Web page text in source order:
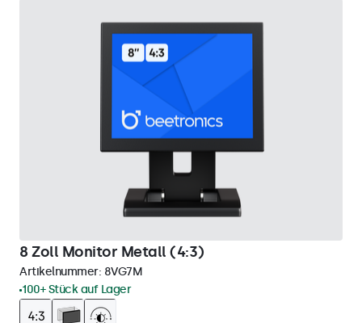
8 Zoll Monitor Metall (4:3)
Artikelnummer: 8VG7M
100+ Stück auf Lager